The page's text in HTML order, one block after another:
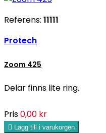
Referens: 11111
Protech
Zoom 425
Delar finns lite ring.
Pris0,00 kr
 Lägg till i varukorgen